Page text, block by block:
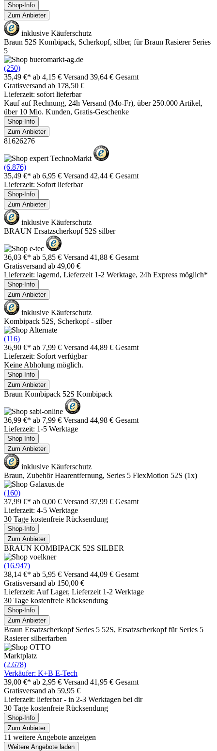
Shop-Info
Zum Anbieter
inklusive Käuferschutz
Braun 52S Kombipack, Scherkopf, silber, für Braun Rasierer Series
5
(250)
35,49 €* ab 4,15 € Versand 39,64 € Gesamt
Gratisversand ab 178,50 €
Lieferzeit: sofort lieferbar
Kauf auf Rechnung, 24h Versand (Mo-Fr), über 250.000 Artikel,
über 10 Mio. Kunden, Gratis-Geschenke
Shop-Info
Zum Anbieter
81626276
(6.876)
35,49 €* ab 6,95 € Versand 42,44 € Gesamt
Lieferzeit: Sofort lieferbar
Shop-Info
Zum Anbieter
inklusive Käuferschutz
BRAUN Ersatzscherkopf 52S silber
36,03 €* ab 5,85 € Versand 41,88 € Gesamt
Gratisversand ab 49,00 €
Lieferzeit: lagernd, Lieferzeit 1-2 Werktage, 24h Express möglich*
Shop-Info
Zum Anbieter
inklusive Käuferschutz
Kombipack 52S, Scherkopf - silber
(116)
36,90 €* ab 7,99 € Versand 44,89 € Gesamt
Lieferzeit: Sofort verfügbar
Keine Abholung möglich.
Shop-Info
Zum Anbieter
Braun Kombipack 52S Kombipack
36,99 €* ab 7,99 € Versand 44,98 € Gesamt
Lieferzeit: 1-5 Werktage
Shop-Info
Zum Anbieter
inklusive Käuferschutz
Braun, Zubehör Haarentfernung, Series 5 FlexMotion 52S (1x)
(160)
37,99 €* ab 0,00 € Versand 37,99 € Gesamt
Lieferzeit: 4-5 Werktage
30 Tage kostenfreie Rücksendung
Shop-Info
Zum Anbieter
BRAUN KOMBIPACK 52S SILBER
(16.947)
38,14 €* ab 5,95 € Versand 44,09 € Gesamt
Gratisversand ab 150,00 €
Lieferzeit: Auf Lager, Lieferzeit 1-2 Werktage
30 Tage kostenfreie Rücksendung
Shop-Info
Zum Anbieter
Braun Ersatzscherkopf Series 5 52S, Ersatzscherkopf für Series 5
Rasierer silberfarben
Marktplatz
(2.678)
Verkäufer: K+B E-Tech
39,00 €* ab 2,95 € Versand 41,95 € Gesamt
Gratisversand ab 59,95 €
Lieferzeit: lieferbar - in 2-3 Werktagen bei dir
30 Tage kostenfreie Rücksendung
Shop-Info
Zum Anbieter
11 weitere Angebote anzeigen
Weitere Angebote laden